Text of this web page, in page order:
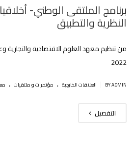
برنامج الملتقى الوطني-
النظرية والتطبيق
2022
BY ADMIN العلاقات الخارجية . مؤتمرات و ملتقيات .
التفصيل